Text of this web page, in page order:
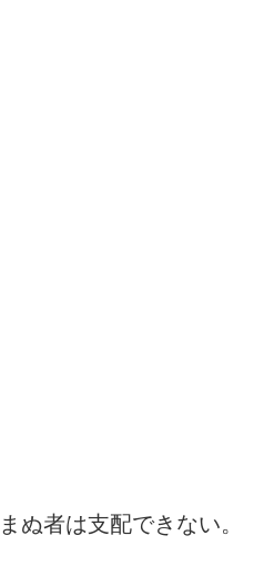
ぬ者は支配できない。